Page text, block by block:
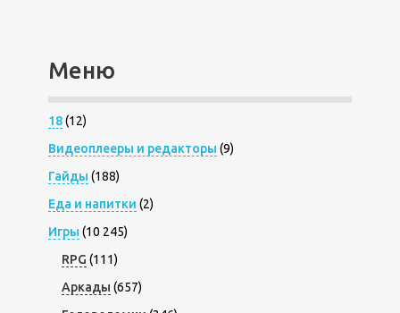
Меню
18(12)
Видеоплееры и редакторы (9)
Гайды (188)
Еда и напитки (2)
Игры (10 245)
RPG (111)
Аркады (657)